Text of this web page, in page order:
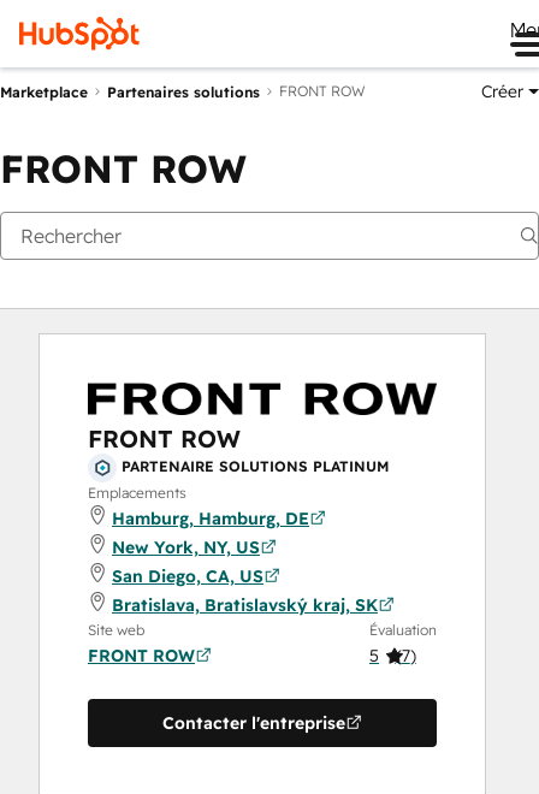
Marketplace Partenaires solutions FRONT ROW Créer
FRONT ROW
FRONT ROW
PARTENAIRE SOLUTIONS PLATINUM
Emplacements
Hamburg, Hamburg, DE
New York, NY, US
San Diego, CA, US
Bratislava, Bratislavský kraj, SK
Site web
FRONT ROW
Évaluation
5 (7)
Contacter l'entreprise